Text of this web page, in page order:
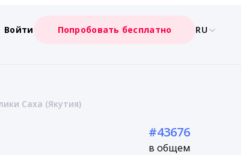
Войти Попробовать бесплатно RU
Саха (Якутия)
#43676
в общем